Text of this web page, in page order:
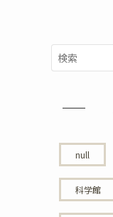
null
科学館